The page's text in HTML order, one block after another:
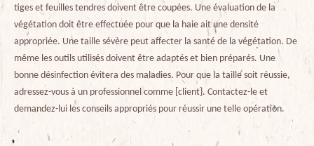
tiges et feuilles tendres doivent être coupées. Une évaluation de la
végétation doit être effectuée pour que la haie ait une densité
appropriée. Une taille sévère peut affecter la santé de la végétation. De
même les outils utilisés doivent être adaptés et bien préparés. Une
bonne désinfection évitera des maladies. Pour que la taille soit réussie,
adressez-vous à un professionnel comme [client}. Contactez-le et
demandez-lui les conseils appropriés pour réussir une telle opération.